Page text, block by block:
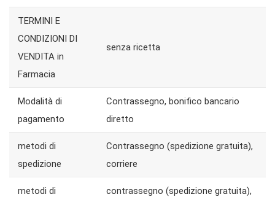
TERMINI E
CONDIZIONI DI
VENDITA in
Farmacia
senza ricetta
Modalità di
pagamento
Contrassegno, bonifico bancario
diretto
metodi di
spedizione
Contrassegno (spedizione gratuita),
corriere
metodi di
contrassegno (spedizione gratuita),